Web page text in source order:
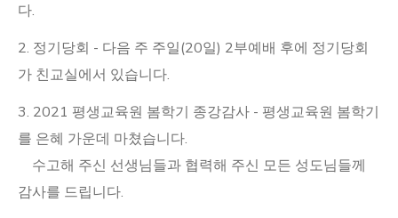
다.
2. 정기당회 - 다음 주 주일(20일) 2부예배 후에 정기당회
가 친교실에서 있습니다.
3. 2021 평생교육원 봄학기 종강감사 - 평생교육원 봄학기
를 은혜 가운데 마쳤습니다.
수고해 주신 선생님들과 협력해 주신 모든 성도님들께
감사를 드립니다.